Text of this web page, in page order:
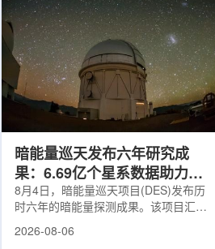
持续缩小城乡核医疗资源差距。同
时，以...
暗能量巡天发布六年研究成
果：6.69亿个星系数据助力约
束宇宙加速膨胀
8月4日，暗能量巡天项目(DES)发布历
时六年的暗能量探测成果。该项目汇总
2026-08-06